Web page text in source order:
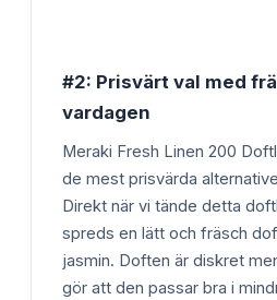
#2: Prisvärt val med
vardagen
Meraki Fresh Linen 200
de mest prisvärda
Direkt när vi tände detta
spreds en lätt och fräsch
jasmin. Doften är diskret
gör att den passar bra i